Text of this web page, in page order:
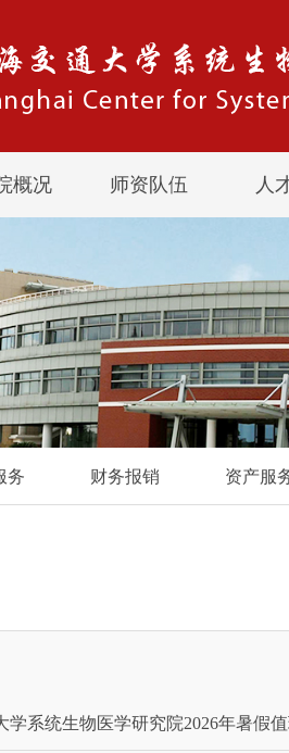
概况 师资队伍 人
务 财务报销 资产服
学系统生物医学研究院2026年暑假